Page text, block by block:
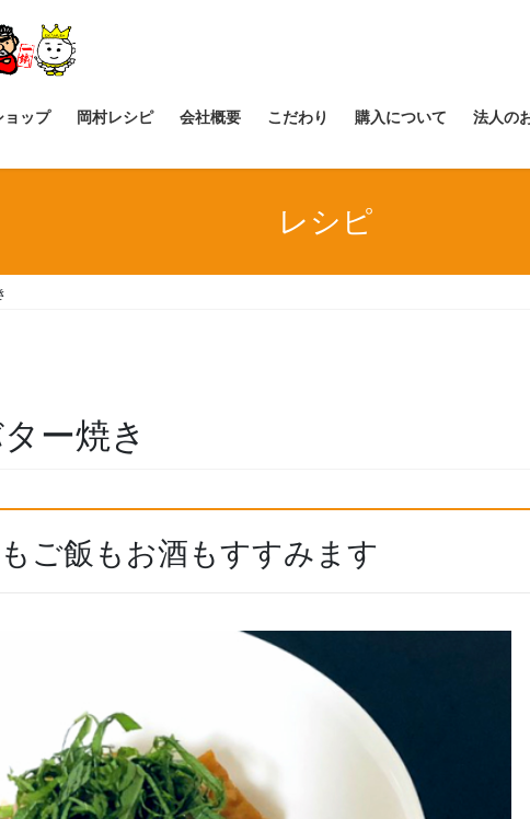
ョップ 岡村レシピ 会社概要 こだわり 購入について 法人の
レシピ
ー焼き
ご飯もお酒もすすみます